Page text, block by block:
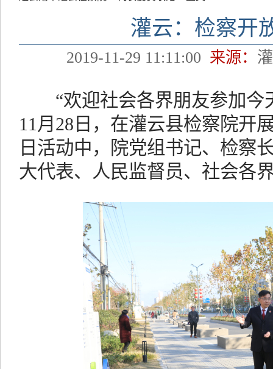
灌云：检察开
2019-11-29 11:11:00 来源：
“欢迎社会各界朋友参加今
11月28日，在灌云县检察院开
日活动中，院党组书记、检察
大代表、人民监督员、社会各